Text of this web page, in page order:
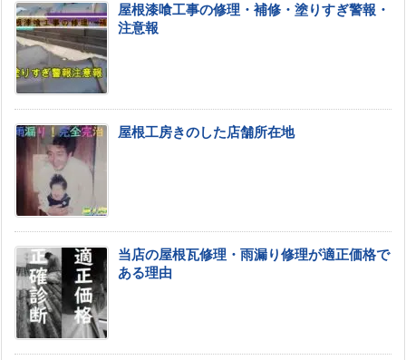
屋根漆喰工事の修理・補修・塗りすぎ警報・
注意報
屋根工房きのした店舗所在地
当店の屋根瓦修理・雨漏り修理が適正価格で
ある理由